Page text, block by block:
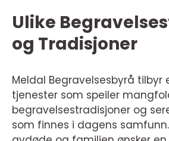
Ulike
og Tradisjoner
Meldal Begravelsesbyrå tilbyr
tjenester som speiler
begravelsestradisjoner og
som finnes i dagens